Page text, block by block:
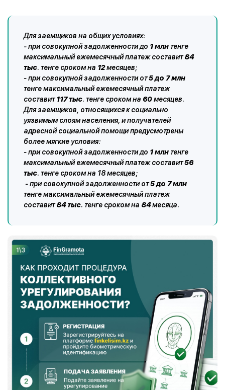
Для заемщиков на общих условиях:
- при совокупной задолженности до 1 млн тенге
максимальный ежемесячный платеж составит84
тыс. тенге сроком на 12месяцев;
- при совокупной задолженности от5 до 7 млн
тенге максимальный ежемесячный платеж
составит117 тыс. тенге сроком на 60месяцев.
Для заемщиков, относящихся к социально
уязвимым слоям населения, и получателей
адресной социальной помощи предусмотрены
более мягкие условия:
- при совокупной задолженности до 1 млн тенге
максимальный ежемесячный платеж составит56
тыс. тенге сроком на 18 месяцев;
- при совокупной задолженности от5 до 7 млн
тенге максимальный ежемесячный платеж
составит84 тыс. тенге сроком на 84месяца.